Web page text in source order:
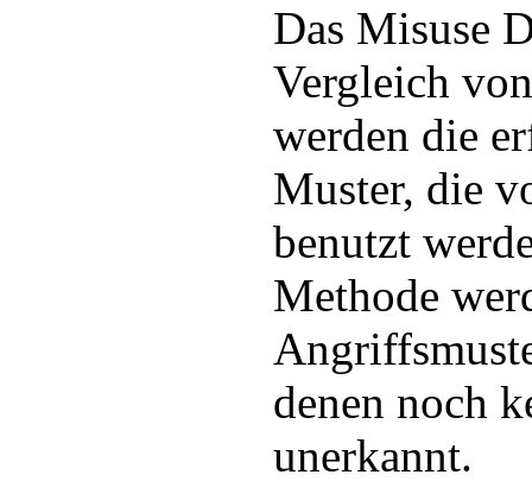
Das Misuse
Vergleich
werden die
Muster, die
benutzt
Methode
denen noch
unerkannt.